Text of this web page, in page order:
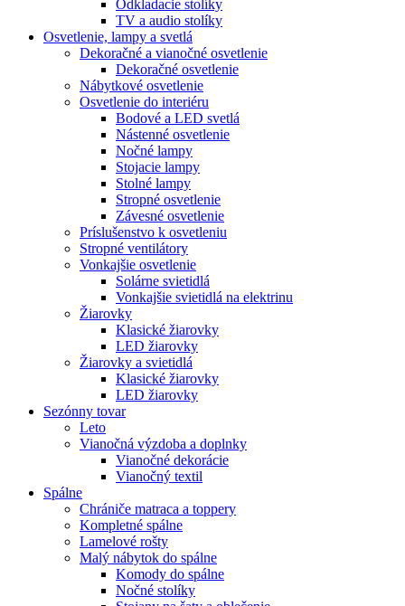
Odkladacie stolíky
TV a audio stolíky
Osvetlenie, lampy a svetlá
Dekoračné a vianočné osvetlenie
Dekoračné osvetlenie
Nábytkové osvetlenie
Osvetlenie do interiéru
Bodové a LED svetlá
Nástenné osvetlenie
Nočné lampy
Stojacie lampy
Stolné lampy
Stropné osvetlenie
Závesné osvetlenie
Príslušenstvo k osvetleniu
Stropné ventilátory
Vonkajšie osvetlenie
Solárne svietidlá
Vonkajšie svietidlá na elektrinu
Žiarovky
Klasické žiarovky
LED žiarovky
Žiarovky a svietidlá
Klasické žiarovky
LED žiarovky
Sezónny tovar
Leto
Vianočná výzdoba a doplnky
Vianočné dekorácie
Vianočný textil
Spálne
Chrániče matraca a toppery
Kompletné spálne
Lamelové rošty
Malý nábytok do spálne
Komody do spálne
Nočné stolíky